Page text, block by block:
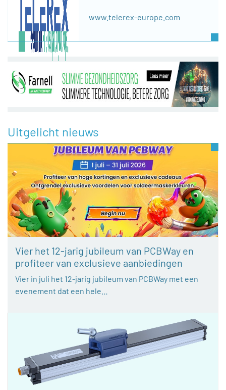
www.telerex-europe.com
Uitgelicht nieuws
Vier het 12-jarig jubileum van PCBWay en
profiteer van exclusieve aanbiedingen
Vier in juli het 12-jarig jubileum van PCBWay met een
evenement dat een hele…